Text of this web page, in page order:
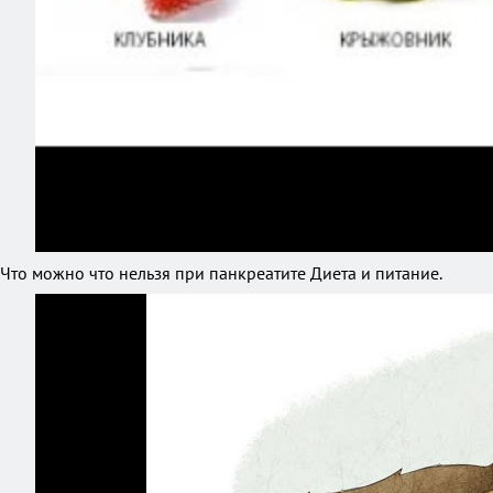
Что можно что нельзя при панкреатите Диета и питание.